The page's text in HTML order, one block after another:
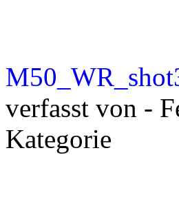
verfasst von -
Kategorie